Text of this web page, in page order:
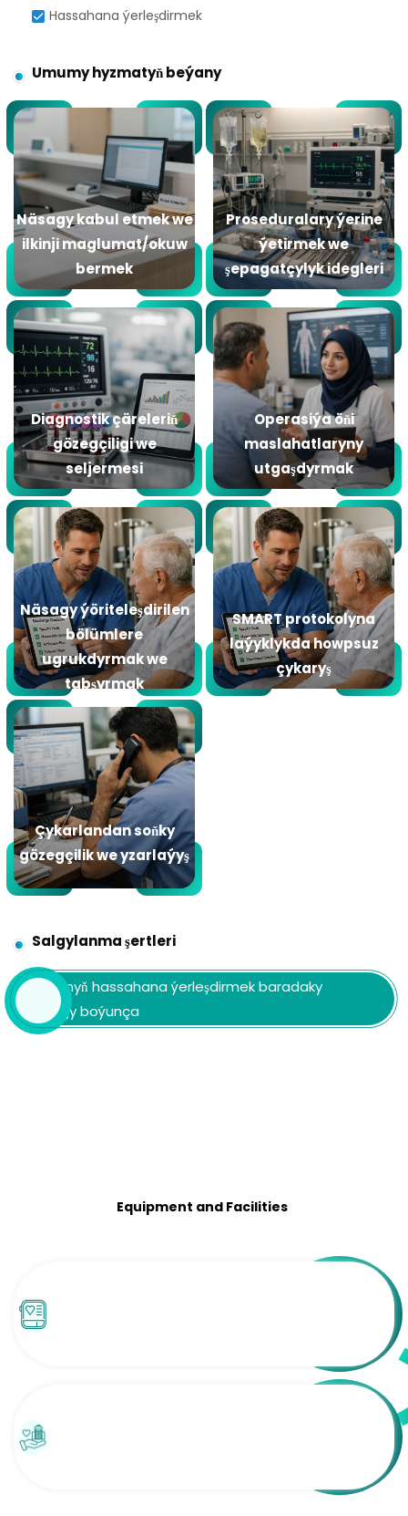
Hassahana ýerleşdirmek
Umumy hyzmatyň beýany
Näsagy kabul etmek we
ilkinji maglumat/okuw
bermek
Proseduralary ýerine
ýetirmek we
şepagatçylyk idegleri
Diagnostik çäreleriň
gözegçiligi we
seljermesi
Operasiýa öňi
maslahatlaryny
utgaşdyrmak
Näsagy ýöriteleşdirilen
bölümlere
ugrukdyrmak we
tabşyrmak
SMART protokolyna
laýyklykda howpsuz
çykaryş
Çykarlandan soňky
gözegçilik we yzarlaýyş
Salgylanma şertleri
Lukmanyň hassahana ýerleşdirmek baradaky
buýrugy boýunça
Equipment and Facilities